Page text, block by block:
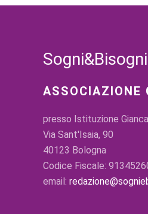
Sogni&Bisogni
ASSOCIAZIONE
presso Istituzione
Via Sant'Isaia, 90
40123 Bologna
Codice Fiscale:
email: